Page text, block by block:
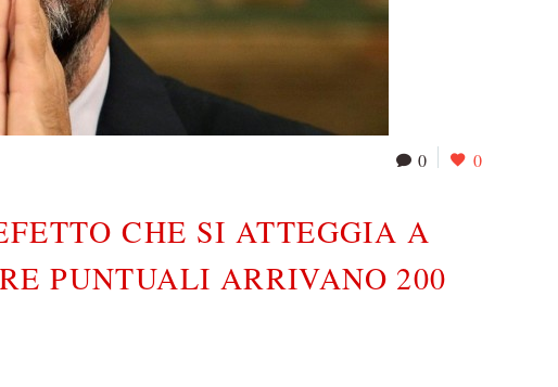
0 0
CHE SI ATTEGGIA A
PUNTUALI ARRIVANO 200